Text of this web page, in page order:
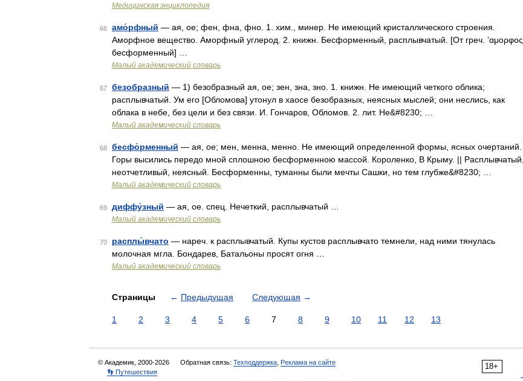
Медицинская энциклопедия
66 амо́рфный — ая, ое; фен, фна, фно. 1. хим., минер. Не имеющий кристаллического строения.
Аморфное вещество. Аморфный углерод. 2. книжн. Бесформенный, расплывчатый. [От греч. ’αμορφος
бесформенный] …
Малый академический словарь
67 безобразный — 1) безобразный ая, ое; зен, зна, зно. 1. книжн. Не имеющий четкого облика;
расплывчатый. Ум его [Обломова] утонул в хаосе безобразных, неясных мыслей; они неслись, как
облака в небе, без цели и без связи. И. Гончаров, Обломов. 2. лит. Не&#8230; …
Малый академический словарь
68 бесфо́рменный — ая, ое; мен, менна, менно. Не имеющий определенной формы, ясных очертаний.
Горы высились передо мной сплошною бесформенною массой. Короленко, В Крыму. || Расплывчатый,
неотчетливый, неясный. Бесформенны, туманны были мечты Сашки, но тем глубже&#8230; …
Малый академический словарь
69 диффу́зный — ая, ое. спец. Нечеткий, расплывчатый …
Малый академический словарь
70 расплы́вчато — нареч. к расплывчатый. Купы кустов расплывчато темнели, над ними тянулась
молочная мгла. Бондарев, Батальоны просят огня …
Малый академический словарь
Страницы ← Предыдущая Следующая →
1 2 3 4 5 6 7 8 9 10 11 12 13
18+
© Академик, 2000-2026 Обратная связь: Техподдержка Реклама на сайте
👣 Путешествия